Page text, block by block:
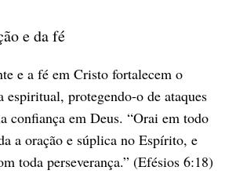
e da fé
e a fé em Cristo fortalecem o
espiritual, protegendo-o de ataques
confiança em Deus. “Orai em todo
a oração e súplica no Espírito, e
toda perseverança.” (Efésios 6:18)